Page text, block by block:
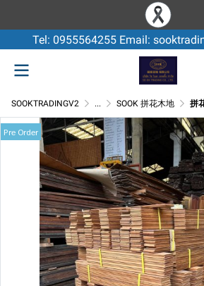
Tel: 0955564255 Email:
SOOKTRADINGV2 ... SOOK 拼花木地 拼
Pre Order